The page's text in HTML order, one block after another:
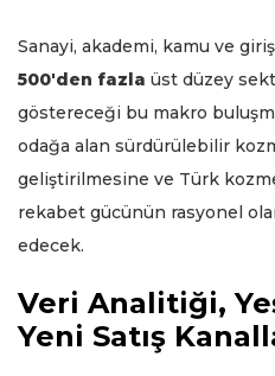
Sanayi, akademi, kamu ve
500'den fazla üst düzey
göstereceği bu makro
odağa alan sürdürülebilir
geliştirilmesine ve Türk
rekabet gücünün rasyonel
edecek.
Veri Analitiği,
Yeni Satış